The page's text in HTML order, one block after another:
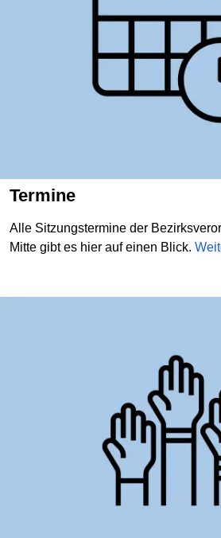
Termine
Alle Sitzungstermine der
Mitte gibt es hier auf einen Blick.